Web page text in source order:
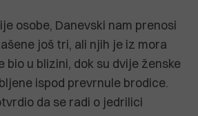
osobe, Danevski nam prenosi
još tri, ali njih je iz mora
bio u blizini, dok su dvije ženske
ispod prevrnule brodice.
da se radi o jedrilici